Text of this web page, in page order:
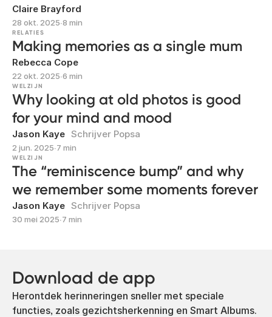
Claire Brayford
28 okt. 2025∙8 min
RELATIES
Making memories as a single mum
Rebecca Cope
22 okt. 2025∙6 min
WELZIJN
Why looking at old photos is good
for your mind and mood
Jason Kaye Schrijver Popsa
2 jun. 2025∙7 min
WELZIJN
The “reminiscence bump” and why
we remember some moments forever
Jason Kaye Schrijver Popsa
30 mei 2025∙7 min
Download de app
Herontdek herinneringen sneller met speciale
functies, zoals gezichtsherkenning en Smart Albums.